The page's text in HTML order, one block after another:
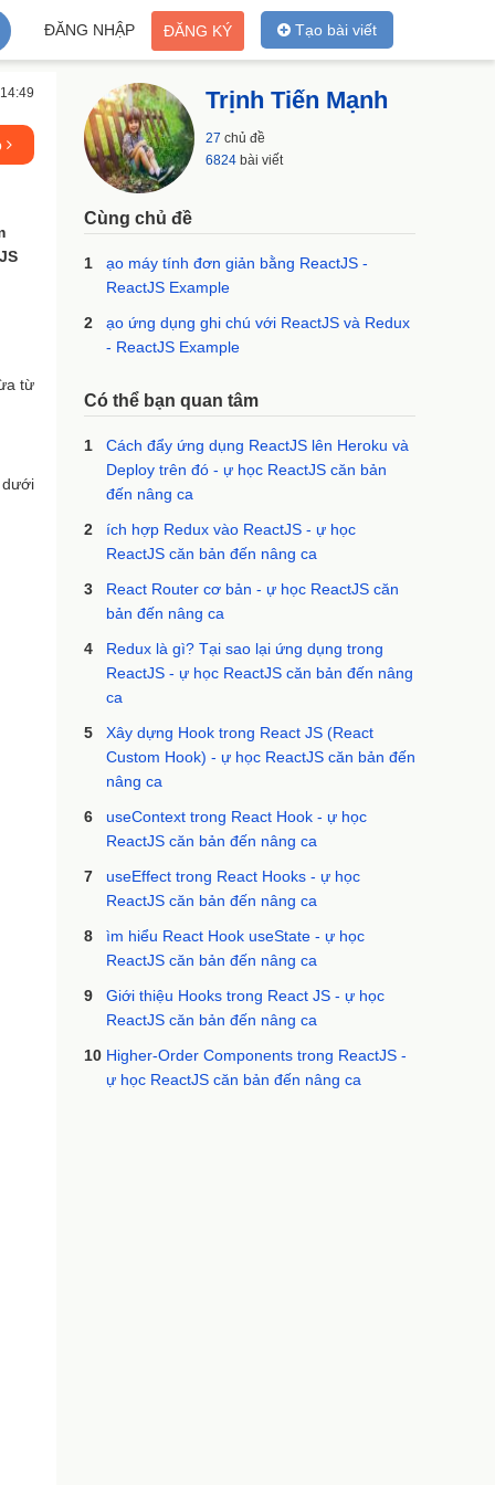
Tạo bài viết
ĐĂNG KÝ
ĐĂNG NHẬP
từ
dưới
Trịnh Tiến Mạnh
27 chủ đề
6824 bài viết
Cùng chủ đề
1
ạo máy tính đơn giản bằng ReactJS -
ReactJS Example
2
ạo ứng dụng ghi chú với ReactJS và Redux
- ReactJS Example
Có thể bạn quan tâm
1
Cách đẩy ứng dụng ReactJS lên Heroku và
Deploy trên đó - ự học ReactJS căn bản
đến nâng ca
2
ích hợp Redux vào ReactJS - ự học
ReactJS căn bản đến nâng ca
3
React Router cơ bản - ự học ReactJS căn
bản đến nâng ca
4
Redux là gì? Tại sao lại ứng dụng trong
ReactJS - ự học ReactJS căn bản đến nâng
ca
5
Xây dựng Hook trong React JS (React
Custom Hook) - ự học ReactJS căn bản đến
nâng ca
6
useContext trong React Hook - ự học
ReactJS căn bản đến nâng ca
7
useEffect trong React Hooks - ự học
ReactJS căn bản đến nâng ca
8
ìm hiểu React Hook useState - ự học
ReactJS căn bản đến nâng ca
9
Giới thiệu Hooks trong React JS - ự học
ReactJS căn bản đến nâng ca
10 Higher-Order Components trong ReactJS -
ự học ReactJS căn bản đến nâng ca